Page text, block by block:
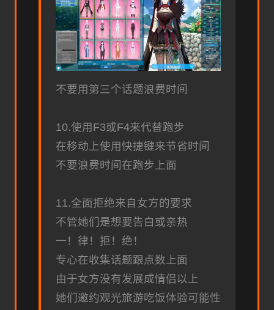
不要用第三个话题浪费时间
10.使用F3或F4来代替跑步
在移动上使用快捷键来节省时间
不要浪费时间在跑步上面
11.全面拒绝来自女方的要求
不管她们是想要告白或亲热
一！律！拒！绝！
专心在收集话题跟点数上面
由于女方没有发展成情侣以上
她们邀约观光旅游吃饭体验可能性